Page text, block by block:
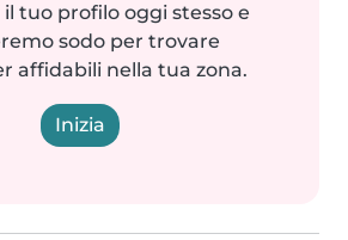
tuo profilo oggi stesso e
sodo per trovare
affidabili nella tua zona.
Inizia